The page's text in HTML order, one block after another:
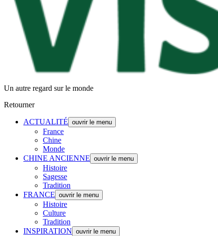
Un autre regard sur le monde
Retourner
ACTUALITÉ ouvrir le menu
France
Chine
Monde
CHINE ANCIENNE ouvrir le menu
Histoire
Sagesse
Tradition
FRANCE ouvrir le menu
Histoire
Culture
Tradition
INSPIRATION ouvrir le menu